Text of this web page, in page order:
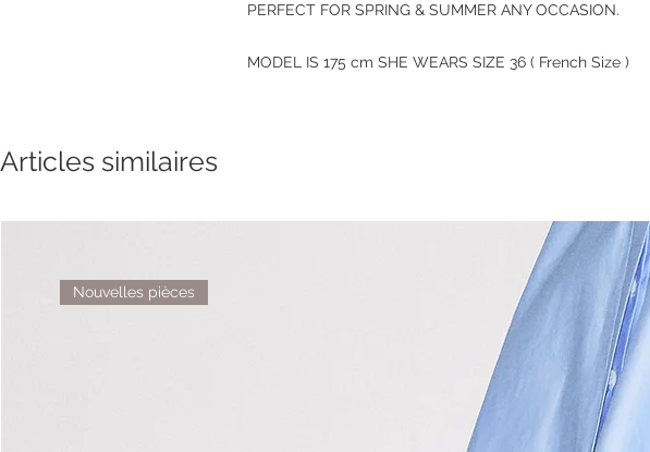
PERFECT FOR SPRING & SUMMER ANY OCCASION.
MODEL IS 175 cm SHE WEARS SIZE 36 ( French Size )
Articles similaires
Nouvelles pièces